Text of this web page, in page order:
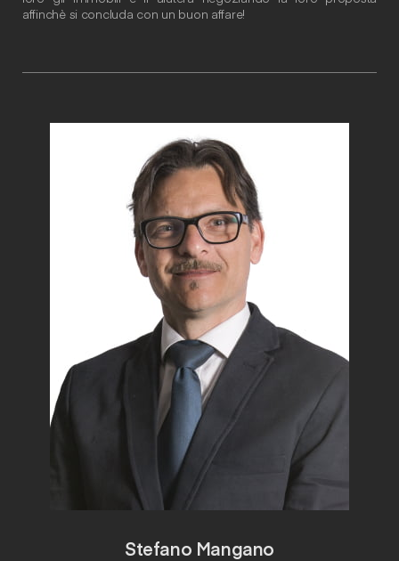
affinchè si concluda con un buon affare!
Stefano Mangano